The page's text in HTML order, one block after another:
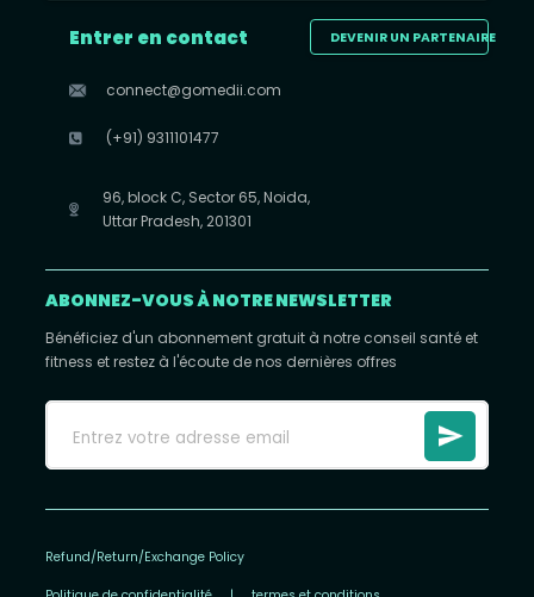
DEVENIR UN PARTENAIRE
Entrer en contact
connect@gomedii.com
(+91) 9311101477
96, block C, Sector 65, Noida,
Uttar Pradesh, 201301
ABONNEZ-VOUS À NOTRE NEWSLETTER
Bénéficiez d'un abonnement gratuit à notre conseil santé et
fitness et restez à l'écoute de nos dernières offres
Refund/Return/Exchange Policy